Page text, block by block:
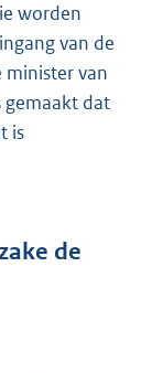
worden
van de
minister van
gemaakt dat
is
de